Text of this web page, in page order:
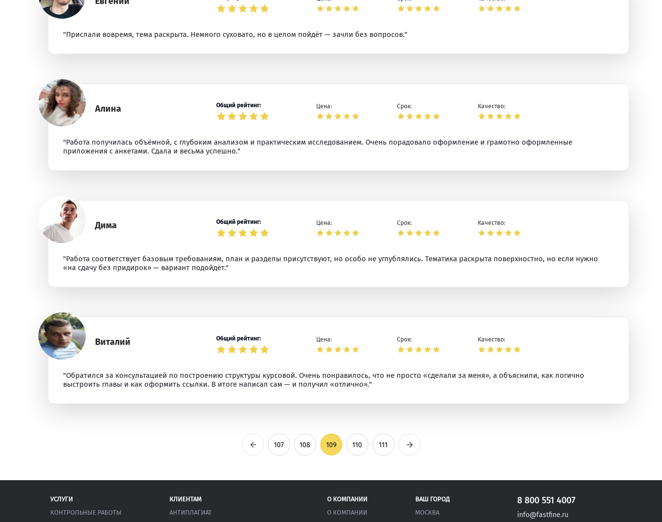
"Прислали вовремя, тема раскрыта. Немного суховато, но в целом пойдёт — зачли без вопросов."
Алина Общий рейтинг: Цена: Срок: Качество:
"Работа получилась объёмной, с глубоким анализом и практическим исследованием. Очень порадовало оформление и грамотно оформленные
приложения с анкетами. Сдала и весьма успешно."
Дима Общий рейтинг: Цена: Срок: Качество:
"Работа соответствует базовым требованиям, план и разделы присутствуют, но особо не углублялись. Тематика раскрыта поверхностно, но если нужно
«на сдачу без придирок» — вариант подойдёт."
Виталий Общий рейтинг: Цена: Срок: Качество:
"Обратился за консультацией по построению структуры курсовой. Очень понравилось, что не просто «сделали за меня», а объяснили, как логично
выстроить главы и как оформить ссылки. В итоге написал сам — и получил «отлично»."
Предыдущая
107 108 109 110 111 Следующая
УСЛУГИ
КОНТРОЛЬНЫЕ РАБОТЫ
КЛИЕНТАМ
АНТИПЛАГИАТ
О КОМПАНИИ
О КОМПАНИИ
ВАШ ГОРОД
МОСКВА
8 800 551 4007
info@fastfine.ru